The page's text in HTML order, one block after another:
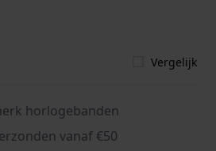
Vergelijk
horlogebanden
vanaf €50